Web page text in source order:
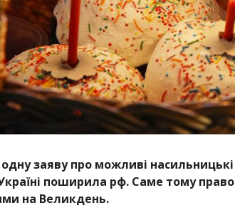
заяву про можливі
поширила рф. Саме тому
на Великдень.